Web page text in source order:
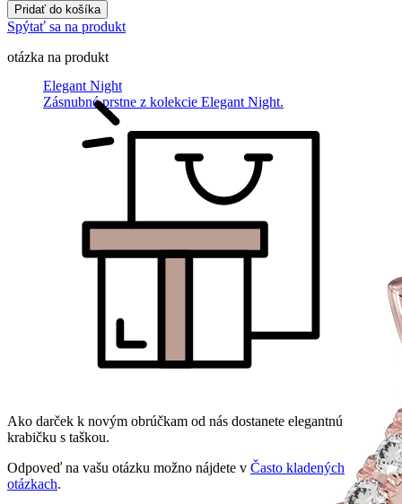
Elegant Night
Zásnubné prstne z kolekcie Elegant Night.
Pridať do košíka
Spýtať sa na produkt
otázka na produkt
Ako darček k novým obrúčkam od nás dostanete elegantnú
krabičku s taškou.
Odpoveď na vašu otázku možno nájdete v Často kladených
otázkach.